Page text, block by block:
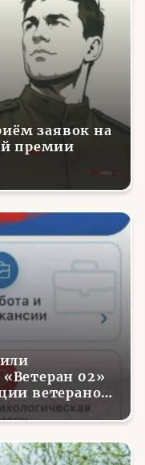
заявок на
премии
02»
ветеранов